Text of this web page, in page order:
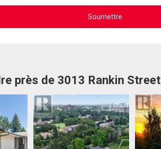
près de 3013 Rankin Street